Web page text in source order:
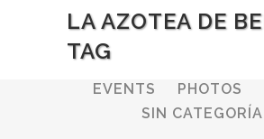
LA AZOTEA DE
TAG
ALL
EVENTS
PHOTOS
SIN CATEGORÍA